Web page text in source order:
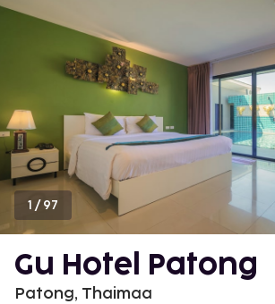
1 /97
Gu Hotel Patong
Patong, Thaimaa